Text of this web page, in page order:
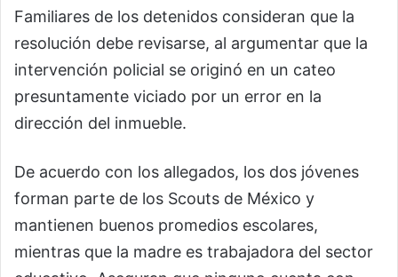
Familiares de los detenidos consideran que la
resolución debe revisarse, al argumentar que la
intervención policial se originó en un cateo
presuntamente viciado por un error en la
dirección del inmueble.
De acuerdo con los allegados, los dos jóvenes
forman parte de los Scouts de México y
mantienen buenos promedios escolares,
mientras que la madre es trabajadora del sector